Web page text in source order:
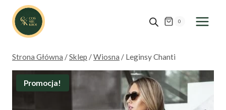
Przejdź
treści
0
Strona Główna /Sklep /Wiosna / Leginsy Chanti
Promocja!